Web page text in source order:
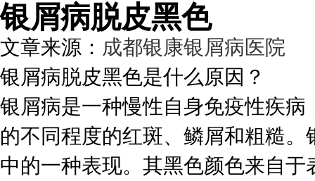
银屑病脱皮黑色
文章来源： 成都银康银屑病医院
银屑病脱皮黑色是什么原因？
银屑病是一种慢性自身免疫性疾
的不同程度的红斑、鳞屑和粗糙
中的一种表现。其黑色颜色来自